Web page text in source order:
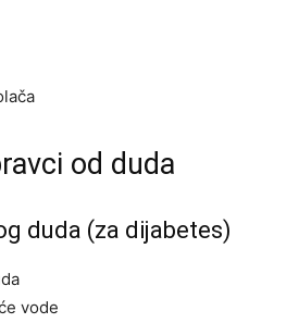
od duda
duda (za dijabetes)
vode